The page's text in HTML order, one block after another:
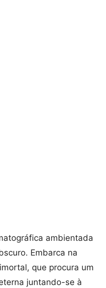
ambientada
Embarca na
que procura um
juntando-se à